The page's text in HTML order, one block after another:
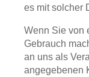
es mit solcher
Wenn Sie von
Gebrauch
an uns als
angegebenen